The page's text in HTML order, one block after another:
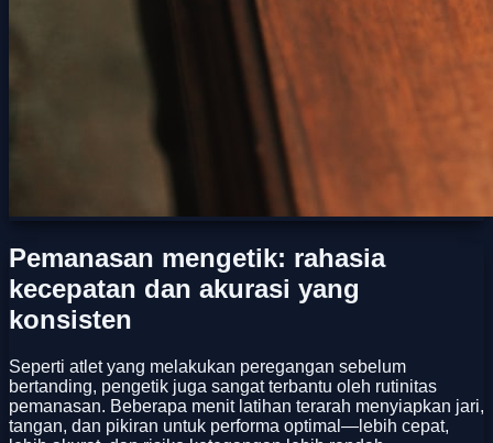
Pemanasan mengetik: rahasia
kecepatan dan akurasi yang
konsisten
Seperti atlet yang melakukan peregangan sebelum
bertanding, pengetik juga sangat terbantu oleh rutinitas
pemanasan. Beberapa menit latihan terarah menyiapkan jari,
tangan, dan pikiran untuk performa optimal—lebih cepat,